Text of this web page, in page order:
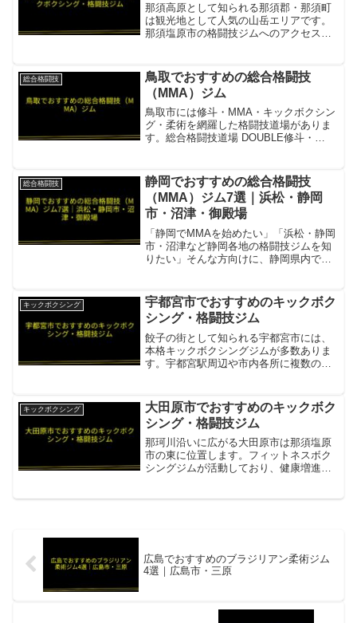
那須高原として知られる那須郡・那須町
は観光地として人気の山岳エリアです。
那須塩原市の格闘技ジムへのアクセスが
市の格闘技・キックボクシング・MMA・
接骨院併設ジ...
総合格闘技
鳥取でおすすめの総合格闘技
（MMA）ジム
鳥取市には修斗・MMA・キックボクシン
グ・柔術を網羅した格闘技道場がありま
す。総合格闘技道場 DOUBLE修斗・
所在地／最寄駅鳥取市内（詳細は公式サ
イトで確認）営業時...
総合格闘技
静岡でおすすめの総合格闘技
（MMA）ジム7選｜浜松・静岡
市・沼津・御殿場
「静岡でMMAを始めたい」「浜松・静岡
市・沼津など静岡各地の格闘技ジムを知
りたい」そんな方向けに、静岡県内で評
術 浜松世界王者・日本王者・アジア王者
在籍の本格派ジム項...
キックボクシング
宇都宮市でおすすめのキックボク
シング・格闘技ジム
餃子の街として知られる宇都宮市には、
本格キックボクシングジムが多数ありま
す。宇都宮駅周辺や市内各所に複数のジ
シングスタジオ NUMBER NINE宇都宮市
のキックボクシ...
キックボクシング
大田原市でおすすめのキックボク
シング・格闘技ジム
那珂川沿いに広がる大田原市は那須塩原
市の東に位置します。フィットネスボク
シングジムが活動しており、健康増進か
広島でおすすめのブラジリアン柔術ジム
4選｜広島市・三原